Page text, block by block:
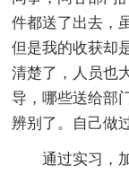
件都送了出去，
但是我的收获却
清楚了，人员也
导，哪些送给部
辨别了。自己做
通过实习，加